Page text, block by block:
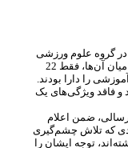
گروه علوم ورزشی
ها، فقط 22
آموزشی را دارا بودند.
و فاقد ویژگیهای یک
ضمن اعلام
که تلاش چشمگیری
اند، توجه ایشان را